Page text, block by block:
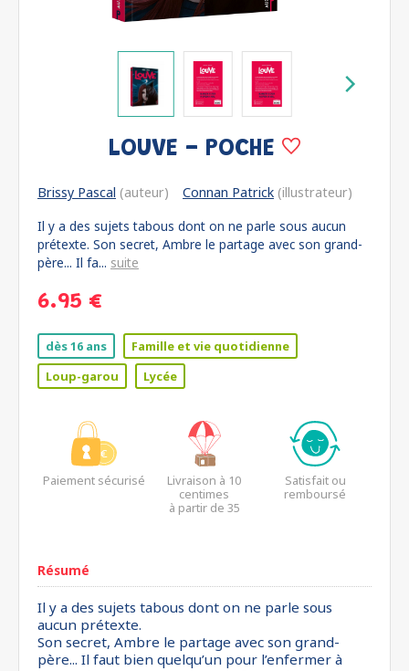
LOUVE - POCHE
Brissy Pascal (auteur) Connan Patrick (illustrateur)
Il y a des sujets tabous dont on ne parle sous aucun
prétexte. Son secret, Ambre le partage avec son grand-
père... Il fa... suite
6.95 €
dès 16 ans
Famille et vie quotidienne
Loup-garou
Lycée
Paiement sécurisé
Livraison à 10
centimes
à partir de 35
Satisfait ou
remboursé
Résumé
Il y a des sujets tabous dont on ne parle sous
aucun prétexte.
Son secret, Ambre le partage avec son grand-
père... Il faut bien quelqu’un pour l’enfermer à